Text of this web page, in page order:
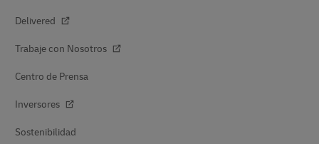
Delivered
Trabaje con Nosotros
Centro de Prensa
Inversores
Sostenibilidad